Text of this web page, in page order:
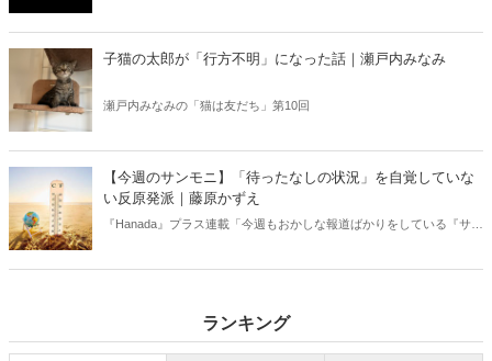
信じるか信じないかは、あなた次第！ 芸能ニュース
子猫の太郎が「行方不明」になった話｜瀬戸内みなみ
瀬戸内みなみの「猫は友だち」第10回
【今週のサンモニ】「待ったなしの状況」を自覚していな
い反原発派｜藤原かずえ
『Hanada』プラス連載「今週もおかしな報道ばかりをしている『サン
ランキング